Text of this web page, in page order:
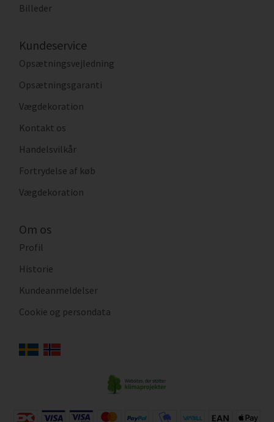
Billeder
Kundeservice
Opsætningsvejledning
Opsætningsgaranti
Vægdekoration
Kontakt os
Handelsvilkår
Fortrydelse af køb
Vægdekoration
Om os
Profil
Historie
Kundeanmeldelser
Cookie og persondata